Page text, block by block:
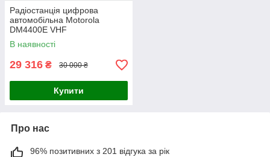
Радіостанція цифрова
автомобільна Motorola
DM4400E VHF
В наявності
29 316 ₴ 30 000 ₴
Купити
Про нас
96% позитивних з 201 відгука за рік